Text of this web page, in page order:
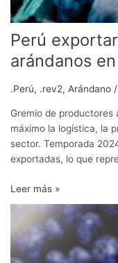
Perú
arándanos
.Perú, .rev2, Arándano /
Gremio de
máximo la logística, la
sector. Temporada
exportadas, lo que
Leer más »
“Hace
años
los